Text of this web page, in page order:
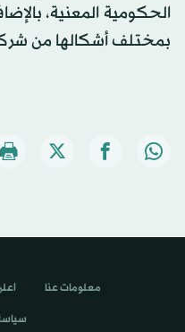
الحكومية المعنية،
بمختلف أشكالها من
معلومات عنا